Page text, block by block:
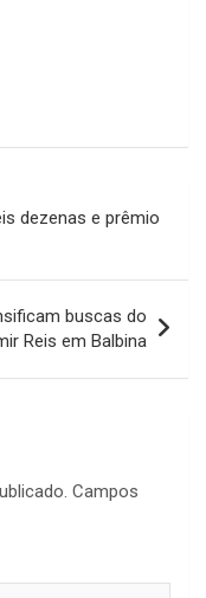
dezenas e prêmio
buscas do
Reis em Balbina
Campos